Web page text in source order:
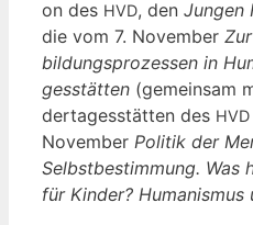
on des HVD, den Jun­gen
die vom 7. Novem­ber
bil­dungs­pro­zes­sen in
ges­stät­ten (gemein­sam
der­ta­ges­stät­ten des HVD
Novem­ber Poli­tik der
Selbst­be­stim­mung. Was
für Kin­der? Huma­nis­mus